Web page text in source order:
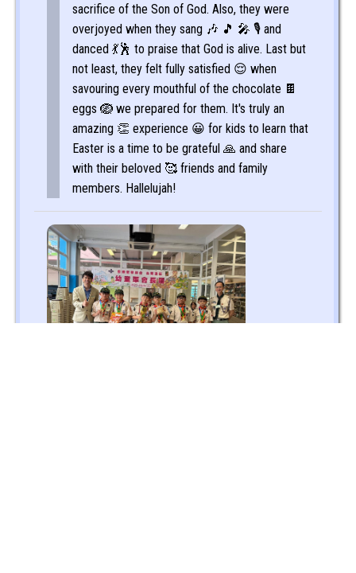
sacrifice of the Son of God. Also, they were
overjoyed when they sang 🎶 🎵 🎤 🎙 and
danced 💃🕺 to praise that God is alive. Last but
not least, they felt fully satisfied 😌 when
savouring every mouthful of the chocolate 🍫
eggs 🪺 we prepared for them. It's truly an
amazing 👏 experience 😀 for kids to learn that
Easter is a time to be grateful 🙏 and share
with their beloved 🥰 friends and family
members. Hallelujah!